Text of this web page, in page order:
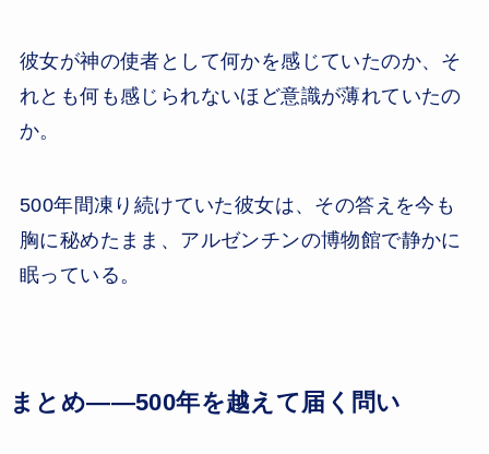
彼女が神の使者として何かを感じていたのか、そ
れとも何も感じられないほど意識が薄れていたの
か。
500年間凍り続けていた彼女は、その答えを今も
胸に秘めたまま、アルゼンチンの博物館で静かに
眠っている。
まとめ——500年を越えて届く問い